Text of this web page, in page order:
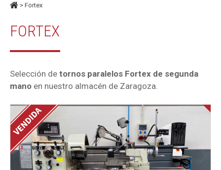
> Fortex
FORTEX
Selección de tornos paralelos Fortex de segunda
mano en nuestro almacén de Zaragoza.